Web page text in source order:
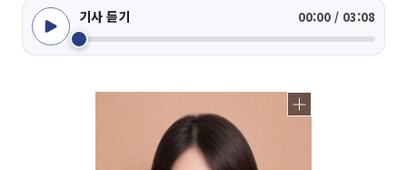
기사 듣기 00:00 / 03:08